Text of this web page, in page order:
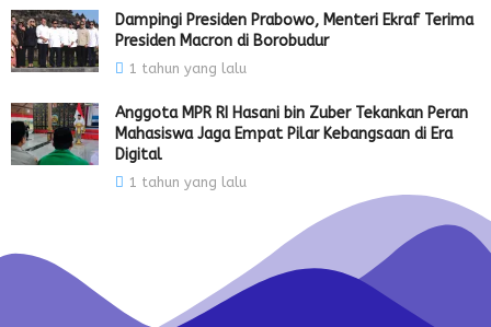
Dampingi Presiden Prabowo, Menteri Ekraf Terima
Presiden Macron di Borobudur
1 tahun yang lalu
Anggota MPR RI Hasani bin Zuber Tekankan Peran
Mahasiswa Jaga Empat Pilar Kebangsaan di Era
Digital
1 tahun yang lalu